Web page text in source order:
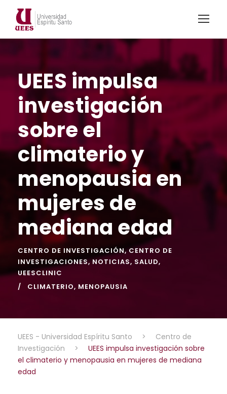
UEES impulsa
investigación
sobre el
climaterio y
menopausia en
mujeres de
mediana edad
CENTRO DE INVESTIGACIÓN, CENTRO DE
INVESTIGACIONES, NOTICIAS, SALUD,
UEESCLINIC
CLIMATERIO, MENOPAUSIA
UEES - Universidad Espíritu Santo >
Centro de
Investigación
>
UEES impulsa investigación sobre
el climaterio y menopausia en mujeres de mediana
edad